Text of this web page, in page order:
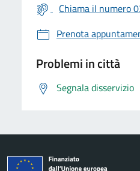
Chiama il numero
Prenota
Problemi in città
Segnala disservizio